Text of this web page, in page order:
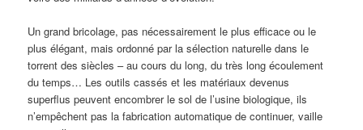
Un grand bricolage, pas nécessairement le plus efficace ou le
plus élégant, mais ordonné par la sélection naturelle dans le
torrent des siècles – au cours du long, du très long écoulement
du temps… Les outils cassés et les matériaux devenus
superflus peuvent encombrer le sol de l’usine biologique, ils
n’empêchent pas la fabrication automatique de continuer, vaille